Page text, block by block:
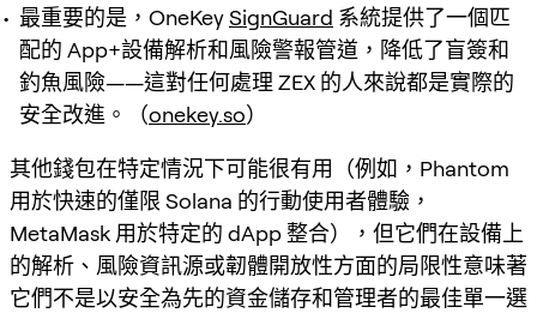
最重要的是，OneKeySignGuard 系統提供了一個匹
配的 App+設備解析和風險警報管道，降低了盲簽和
釣魚風險——這對任何處理 ZEX 的人來說都是實際的
安全改進。（onekey.so）
其他錢包在特定情況下可能很有用（例如，Phantom
用於快速的僅限 Solana 的行動使用者體驗，
MetaMask 用於特定的 dApp 整合），但它們在設備上
的解析、風險資訊源或韌體開放性方面的局限性意味著
它們不是以安全為先的資金儲存和管理者的最佳單一選